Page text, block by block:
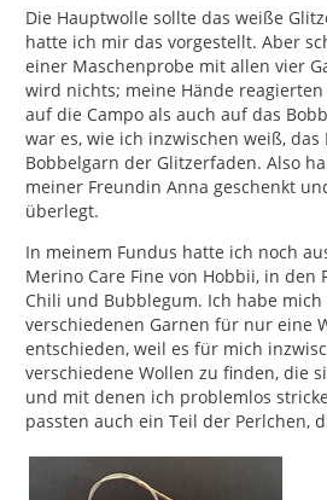
Die Hauptwolle sollte das weiße
hatte ich mir das vorgestellt. Aber
einer Maschenprobe mit allen vier
wird nichts; meine Hände
auf die Campo als auch auf das
war es, wie ich inzwischen weiß, das
Bobbelgarn der Glitzerfaden. Also
meiner Freundin Anna geschenkt
überlegt.
In meinem Fundus hatte ich noch
Merino Care Fine von Hobbii, in den
Chili und Bubblegum. Ich habe
verschiedenen Garnen für nur eine
entschieden, weil es für mich
verschiedene Wollen zu finden, die
und mit denen ich problemlos
passten auch ein Teil der Perlchen,